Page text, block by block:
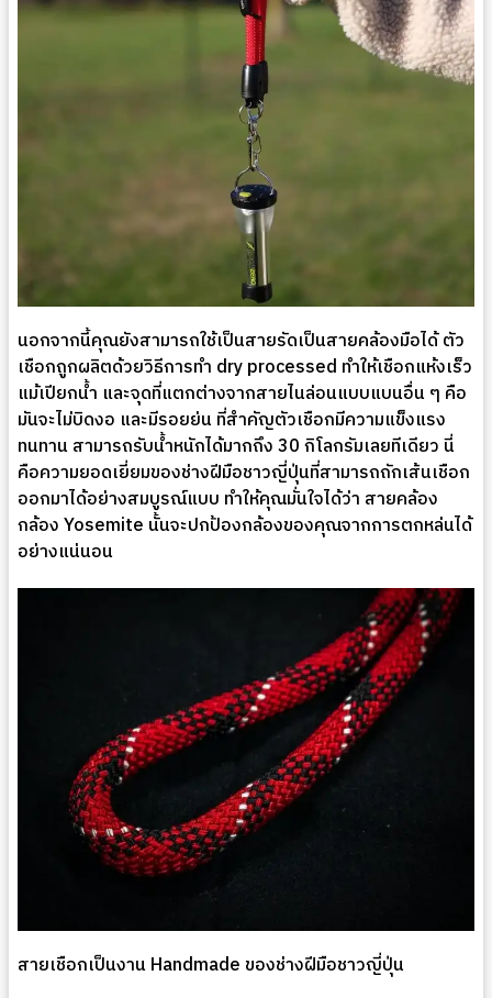
นอกจากนี้คุณยังสามารถใช้เป็นสายรัดเป็นสายคล้องมือได้ ตัว
เชือกถูกผลิตด้วยวิธีการทำ dry processed ทำให้เชือกแห้งเร็ว
แม้เปียกน้ำ และจุดที่แตกต่างจากสายไนล่อนแบบแบนอื่น ๆ คือ
มันจะไม่บิดงอ และมีรอยย่น ที่สำคัญตัวเชือกมีความแข็งแรง
ทนทาน สามารถรับน้ำหนักได้มากถึง 30 กิโลกรัมเลยทีเดียว นี่
คือความยอดเยี่ยมของช่างฝีมือชาวญี่ปุ่นที่สามารถถักเส้นเชือก
ออกมาได้อย่างสมบูรณ์แบบ ทำให้คุณมั่นใจได้ว่า สายคล้อง
กล้อง Yosemite นั้นจะปกป้องกล้องของคุณจากการตกหล่นได้
อย่างแน่นอน
สายเชือกเป็นงาน Handmade ของช่างฝีมือชาวญี่ปุ่น